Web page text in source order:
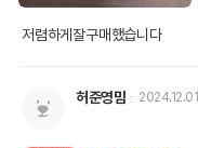
저렴하게잘구매했습니다
허준영맘 2024.12.01